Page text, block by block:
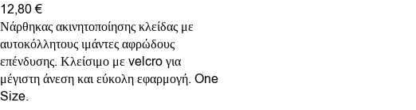
12,80€
Νάρθηκας ακινητοποίησης κλείδας με
αυτοκόλλητους ιμάντες αφρώδους
επένδυσης. Κλείσιμο με velcro για
μέγιστη άνεση και εύκολη εφαρμογή. One
Size.